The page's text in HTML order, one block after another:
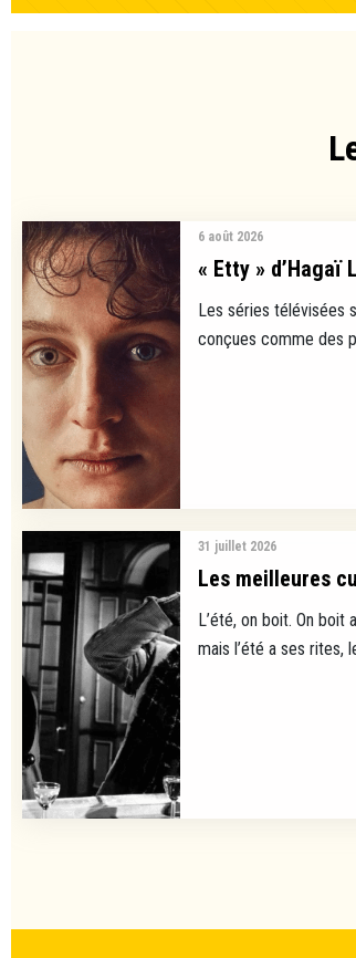
6 août 2026
« Etty » d’Hagaï
Les séries télévisées
conçues comme des
31 juillet 2026
Les meilleures
L’été, on boit. On boit
mais l’été a ses rites,